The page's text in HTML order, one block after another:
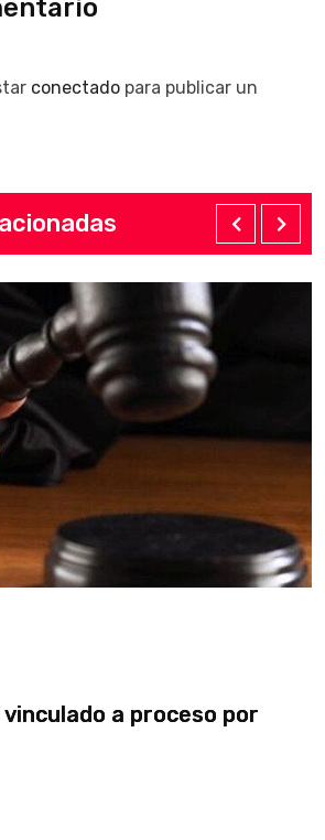
conectado para publicar un
vinculado a proceso por